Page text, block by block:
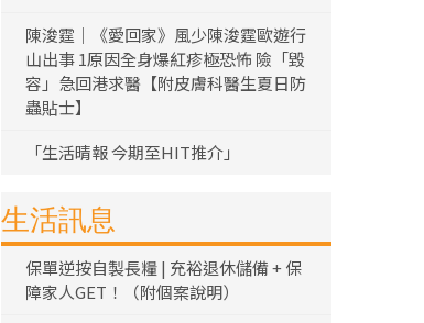
陳浚霆｜《愛回家》風少陳浚霆歐遊行
山出事 1原因全身爆紅疹極恐怖 險「毀
容」急回港求醫【附皮膚科醫生夏日防
蟲貼士】
「生活晴報 今期至HIT推介」
生活訊息
保單逆按自製長糧 | 充裕退休儲備 + 保
障家人GET！（附個案說明）